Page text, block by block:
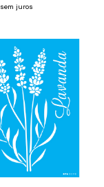
sem juros